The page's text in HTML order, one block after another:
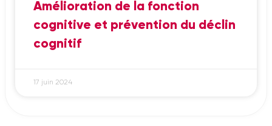
Amélioration de la fonction
cognitive et prévention du déclin
cognitif
17 juin 2024